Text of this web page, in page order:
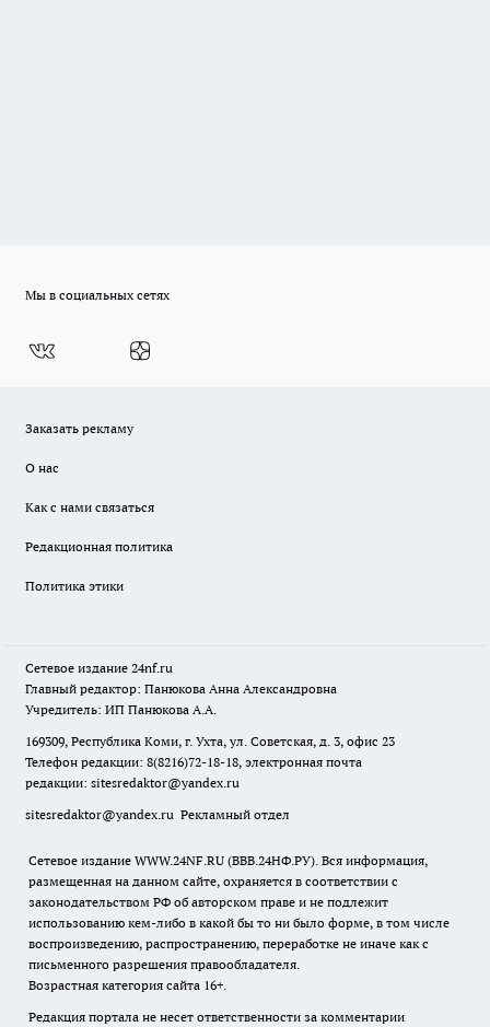
Мы в социальных сетях
Заказать рекламу
О нас
Как с нами связаться
Редакционная политика
Политика этики
Сетевое издание 24nf.ru
Главный редактор: Панюкова Анна Александровна
Учредитель: ИП Панюкова А.А.
169309, Республика Коми, г. Ухта, ул. Советская, д. 3, офис 23
Телефон редакции: 8(8216)72-18-18, электронная почта
редакции: sitesredaktor@yandex.ru
sitesredaktor@yandex.ru Рекламный отдел
Сетевое издание WWW.24NF.RU (ВВВ.24НФ.РУ). Вся информация,
размещенная на данном сайте, охраняется в соответствии с
законодательством РФ об авторском праве и не подлежит
использованию кем-либо в какой бы то ни было форме, в том числе
воспроизведению, распространению, переработке не иначе как с
письменного разрешения правообладателя.
Возрастная категория сайта 16+.
Редакция портала не несет ответственности за комментарии